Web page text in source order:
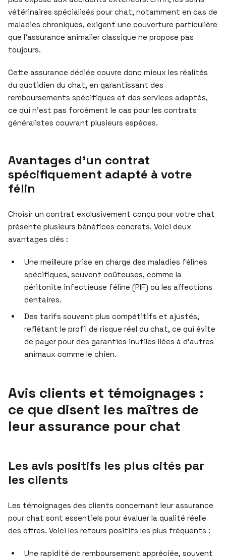
vétérinaires spécialisés pour chat, notamment en cas de
maladies chroniques, exigent une couverture particulière
que l’assurance animalier classique ne propose pas
toujours.
Cette assurance dédiée couvre donc mieux les réalités
du quotidien du chat, en garantissant des
remboursements spécifiques et des services adaptés,
ce qui n’est pas forcément le cas pour les contrats
généralistes couvrant plusieurs espèces.
Avantages d’un contrat
spécifiquement adapté à votre
félin
Choisir un contrat exclusivement conçu pour votre chat
présente plusieurs bénéfices concrets. Voici deux
avantages clés :
Une meilleure prise en charge des maladies félines
spécifiques, souvent coûteuses, comme la
péritonite infectieuse féline (PIF) ou les affections
dentaires.
Des tarifs souvent plus compétitifs et ajustés,
reflétant le profil de risque réel du chat, ce qui évite
de payer pour des garanties inutiles liées à d’autres
animaux comme le chien.
Avis clients et témoignages :
ce que disent les maîtres de
leur assurance pour chat
Les avis positifs les plus cités par
les clients
Les témoignages des clients concernant leur assurance
pour chat sont essentiels pour évaluer la qualité réelle
des offres. Voici les retours positifs les plus fréquents :
Une rapidité de remboursement appréciée, souvent